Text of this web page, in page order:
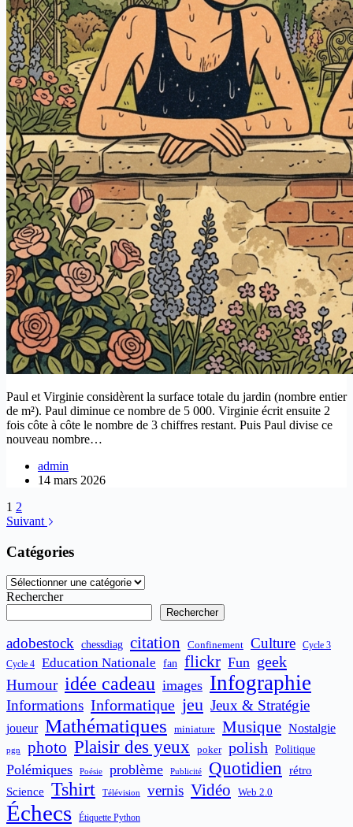
Paul et Virginie considèrent la surface totale du jardin (nombre entier
de m²). Paul diminue ce nombre de 5 000. Virginie écrit ensuite 2
fois côte à côte le nombre de 3 chiffres restant. Puis Paul divise ce
nouveau nombre…
admin
14 mars 2026
1 2
Suivant
Catégories
Catégories
Rechercher
Rechercher
adobestock chessdiag citation Confinement Culture
Cycle 3
Cycle 4
Education Nationale fan flickr Fun geek
Humour idée cadeau images Infographie
Informations Informatique jeu Jeux & Stratégie
joueur Mathématiques miniature Musique Nostalgie
pgn photo Plaisir des yeux poker polish Politique
Polémiques Poésie problème Publicité Quotidien
rétro
Science
Tshirt Télévision vernis Vidéo Web 2.0
Échecs Étiquette Python